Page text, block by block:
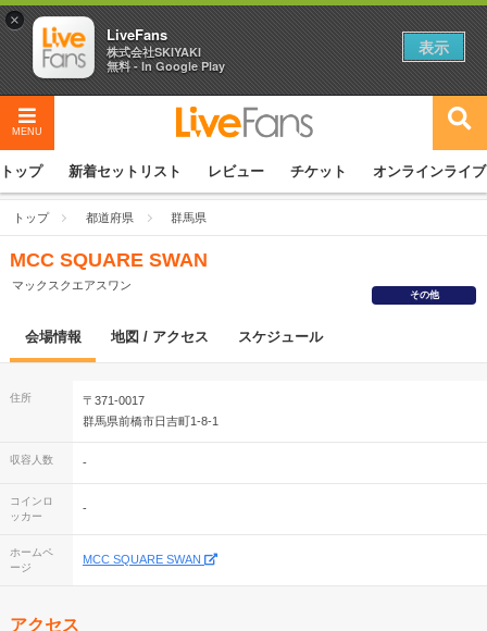
MENU
トップ 新着セットリスト レビュー チケット オンラインライブ
トップ 都道府県 群馬県
MCC SQUARE SWAN
マックスクエアスワン
その他
会場情報 地図 / アクセス スケジュール
住所
〒371-0017
群馬県前橋市日吉町1-8-1
収容人数 -
コインロ
ッカー
-
ホームペ
ージ
MCC SQUARE SWAN
アクセス
×
LiveFans
株式会社SKIYAKI
無料 - In Google Play
表示